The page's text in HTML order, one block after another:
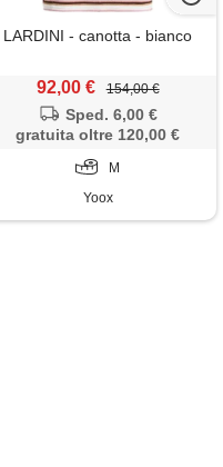
LARDINI - canotta - bianco
92,00 € 154,00 €
Sped. 6,00 €
gratuita oltre 120,00 €
M
Yoox